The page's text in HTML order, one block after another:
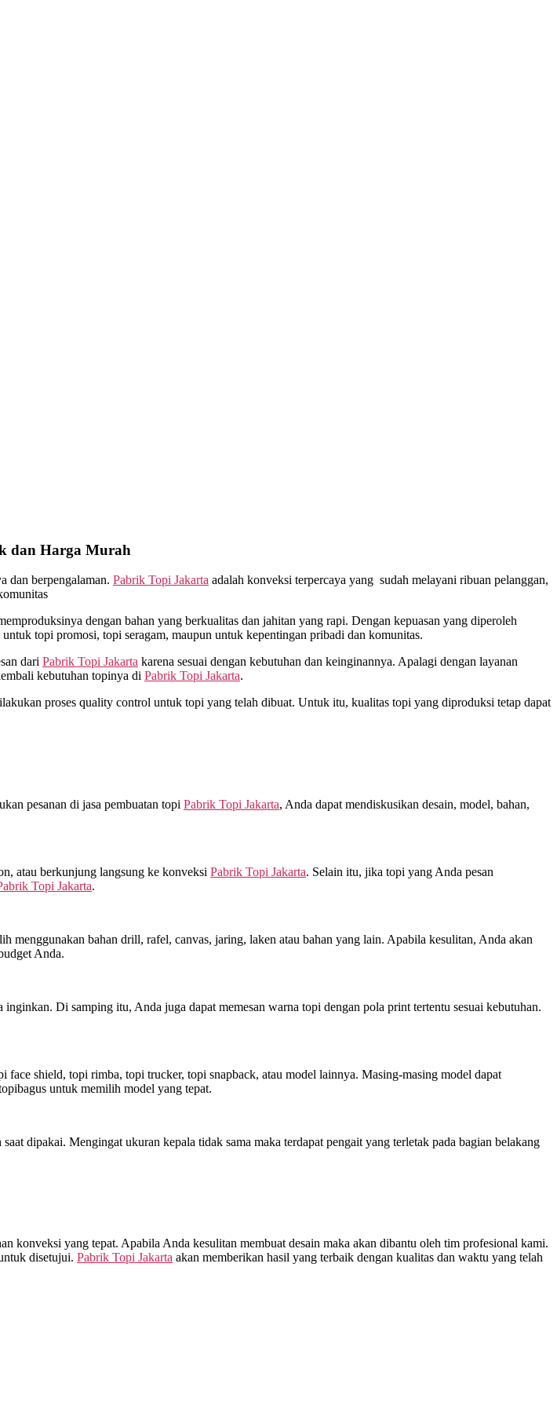
dan Harga Murah
dan berpengalaman. Pabrik Topi Jakarta adalah konveksi terpercaya yang sudah melayani ribuan pelanggan,
dengan bahan yang berkualitas dan jahitan yang rapi. Dengan kepuasan yang diperoleh
topi promosi, topi seragam, maupun untuk kepentingan pribadi dan komunitas.
dari Pabrik Topi Jakarta karena sesuai dengan kebutuhan dan keinginannya. Apalagi dengan layanan
kebutuhan topinya di Pabrik Topi Jakarta.
proses quality control untuk topi yang telah dibuat. Untuk itu, kualitas topi yang diproduksi tetap dapat
pesanan di jasa pembuatan topi Pabrik Topi Jakarta, Anda dapat mendiskusikan desain, model, bahan,
atau berkunjung langsung ke konveksi Pabrik Topi Jakarta. Selain itu, jika topi yang Anda pesan
Topi Jakarta.
menggunakan bahan drill, rafel, canvas, jaring, laken atau bahan yang lain. Apabila kesulitan, Anda akan
Anda.
Di samping itu, Anda juga dapat memesan warna topi dengan pola print tertentu sesuai kebutuhan.
shield, topi rimba, topi trucker, topi snapback, atau model lainnya. Masing-masing model dapat
untuk memilih model yang tepat.
dipakai. Mengingat ukuran kepala tidak sama maka terdapat pengait yang terletak pada bagian belakang
konveksi yang tepat. Apabila Anda kesulitan membuat desain maka akan dibantu oleh tim profesional kami.
disetujui. Pabrik Topi Jakarta akan memberikan hasil yang terbaik dengan kualitas dan waktu yang telah